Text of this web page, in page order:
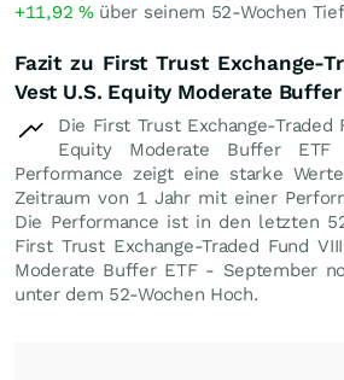
+11,92 %über seinem 52-Wochen
Fazit zu First Trust Exchange-
Vest U.S. Equity Moderate
Die First Trust Exchange-Traded
Equity Moderate Buffer
Performance zeigt eine starke
Zeitraum von 1 Jahr mit einer
Die Performance ist in den letzten
First Trust Exchange-Traded Fund
Moderate Buffer ETF - September
unter dem 52-Wochen Hoch.